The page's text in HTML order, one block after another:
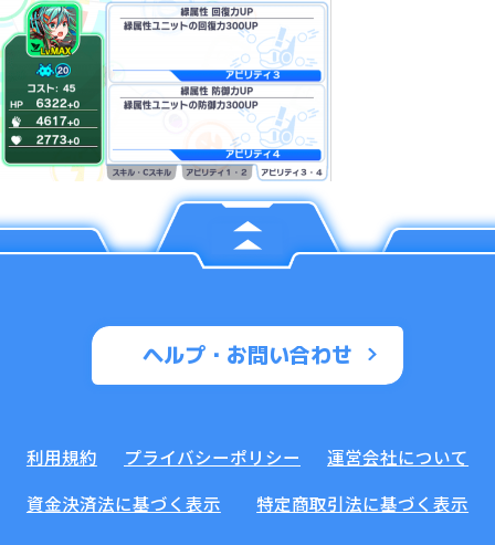
ヘルプ・お問い合わせ
利用規約 プライバシーポリシー
運営会社について
資金決済法に基づく表示
特定商取引法に基づく表示